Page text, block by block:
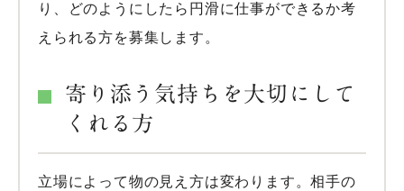
り、どのようにしたら円滑に仕事ができるか考
えられる方を募集します。
寄り添う気持ちを大切にして
くれる方
立場によって物の見え方は変わります。相手の